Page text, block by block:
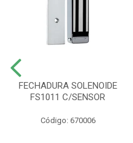
FECHADURA SOLENOIDE
FS1011 C/SENSOR
Código: 670006